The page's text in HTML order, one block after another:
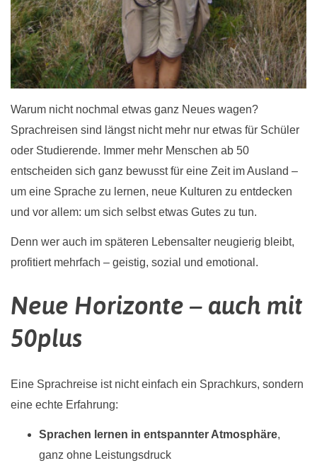
Warum nicht nochmal etwas ganz Neues wagen?
Sprachreisen sind längst nicht mehr nur etwas für Schüler
oder Studierende. Immer mehr Menschen ab 50
entscheiden sich ganz bewusst für eine Zeit im Ausland –
um eine Sprache zu lernen, neue Kulturen zu entdecken
und vor allem: um sich selbst etwas Gutes zu tun.
Denn wer auch im späteren Lebensalter neugierig bleibt,
profitiert mehrfach – geistig, sozial und emotional.
Neue Horizonte – auch mit
50plus
Eine Sprachreise ist nicht einfach ein Sprachkurs, sondern
eine echte Erfahrung:
Sprachen lernen in entspannter Atmosphäre,
ganz ohne Leistungsdruck